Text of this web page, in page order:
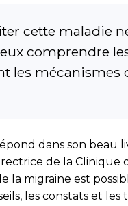
cette maladie
comprendre
les
dans son beau
de la Clinique
la migraine est
les constats et les